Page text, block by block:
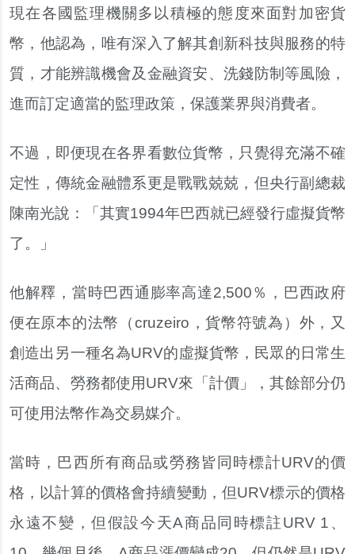
現在各國監理機關多以積極的態度來面對加密貨
幣，他認為，唯有深入了解其創新科技與服務的特
質，才能辨識機會及金融資安、洗錢防制等風險，
進而訂定適當的監理政策，保護業界與消費者。
不過，即便現在各界看數位貨幣，只覺得充滿不確
定性，傳統金融體系更是戰戰兢兢，但央行副總裁
陳南光說：「其實1994年巴西就已經發行虛擬貨幣
了。」
他解釋，當時巴西通膨率高達2,500％，巴西政府
便在原本的法幣（cruzeiro，貨幣符號為）外，又
創造出另一種名為URV的虛擬貨幣，民眾的日常生
活商品、勞務都使用URV來「計價」，其餘部分仍
可使用法幣作為交易媒介。
當時，巴西所有商品或勞務皆同時標計URV的價
格，以計算的價格會持續變動，但URV標示的價格
永遠不變，但假設今天A商品同時標註URV 1、